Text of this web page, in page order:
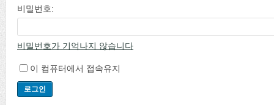
비밀번호:
비밀번호가 기억나지 않습니다
이 컴퓨터에서 접속유지